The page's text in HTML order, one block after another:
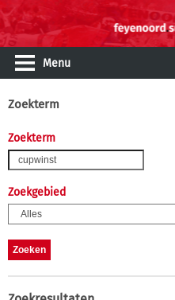
Menu
Zoekterm
Zoekterm
Zoekgebied